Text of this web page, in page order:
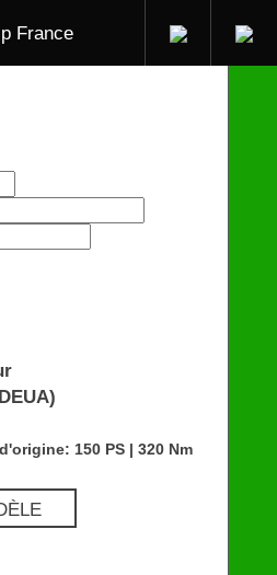
150 PS | 320 Nm